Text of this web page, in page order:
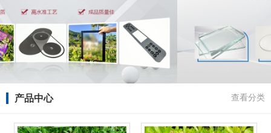
产品中心 查看分类